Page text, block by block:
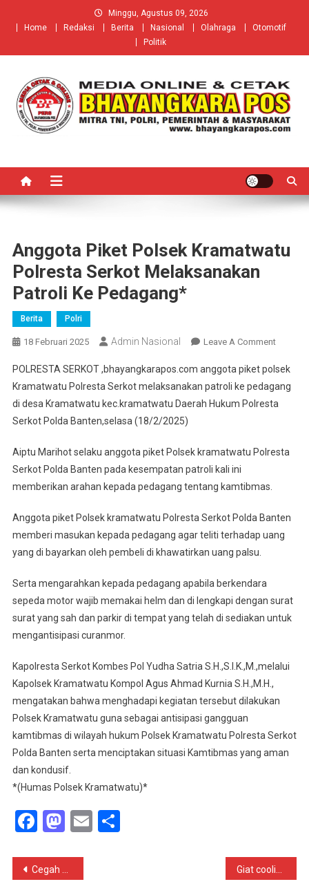
Minggu, Agustus 09, 2026
Home
Redaksi Berita Nasional Olahraga
Otomotif
Politik
Anggota Piket Polsek Kramatwatu
Polresta Serkot Melaksanakan
Patroli Ke Pedagang*
Berita Polri
18 Februari 2025 Admin Nasional Leave A CommentOn
Piket
Polsek
POLRESTA SERKOT ,bhayangkarapos.com anggota piket polsek
Kramatwatu Polresta Serkot melaksanakan patroli ke pedagang
di desa Kramatwatu kec.kramatwatu Daerah Hukum Polresta
Serkot Polda Banten,selasa (18/2/2025)
Aiptu Marihot selaku anggota piket Polsek kramatwatu Polresta
Serkot Polda Banten pada kesempatan patroli kali ini
memberikan arahan kepada pedagang tentang kamtibmas.
Anggota piket Polsek kramatwatu Polresta Serkot Polda Banten
memberi masukan kepada pedagang agar teliti terhadap uang
yang di bayarkan oleh pembeli di khawatirkan uang palsu.
Serta mengarahkan kepada pedagang apabila berkendara
sepeda motor wajib memakai helm dan di lengkapi dengan surat
surat yang sah dan parkir di tempat yang telah di sediakan untuk
mengantisipasi curanmor.
Kapolresta Serkot Kombes Pol Yudha Satria S.H.,S.I.K.,M.,melalui
Kapolsek Kramatwatu Kompol Agus Ahmad Kurnia S.H.,M.H.,
mengatakan bahwa menghadapi kegiatan tersebut dilakukan
Polsek Kramatwatu guna sebagai antisipasi gangguan
kamtibmas di wilayah hukum Polsek Kramatwatu Polresta Serkot
Polda Banten serta menciptakan situasi Kamtibmas yang aman
dan kondusif.
*(Humas Polsek Kramatwatu)*
Facebook
Mastodon
Email
Navigasi
Cegah Tindak Pidana Korupsi, KPK Jateng Gelar Rakor Lebih Awal Bersama Pemkab/ Pemkot Se Jateng Giat cooling system personil Piket polsek Kramatwatu Polresta Serkot berpatroli ke tempat wisata tasikardi